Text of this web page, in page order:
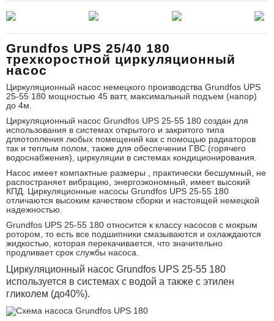
Grundfos UPS 25/40 180
трехкоростной циркуляционный
насос
Циркуляционный насос немецкого производства Grundfos UPS
25-55 180 мощностью 45 ватт, максимальный подъем (напор)
до 4м.
Циркуляционный насос Grundfos UPS 25-55 180 создан для
использования в системах открытого и закритого типа
дляотопления любых помещений как с помощью радиаторов
так и теплым полом, также для обеспечении ГВС (горячего
водоснабжения), циркуляции в системах кондиционирования.
Насос имеет компактные размеры , практически бесшумный, не
распостраняет вибрацию, энергоэкономный, имеет высокий
КПД. Циркуляционные насосы Grundfos UPS 25-55 180
отличаются высоким качеством сборки и настоящей немецкой
надежностью.
Grundfos UPS 25-55 180 относится к классу насосов с мокрым
ротором, то есть все подшипники смазываются и охлаждаются
жидкостью, которая перекачивается, что значительно
продливает срок службы насоса.
Циркуляционный насос Grundfos UPS 25-55 180
используется в системах с водой а также с этилен
гликолем (до40%).